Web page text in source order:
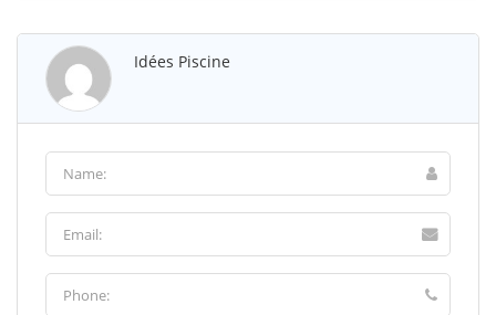
Idées Piscine